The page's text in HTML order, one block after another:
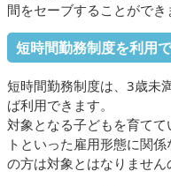
間をセーブすることができ
短時間勤務制度を利用
短時間勤務制度は、3歳未
ば利用できます。
対象となる子どもを育て
トといった雇用形態に関
の方は対象とはなりません